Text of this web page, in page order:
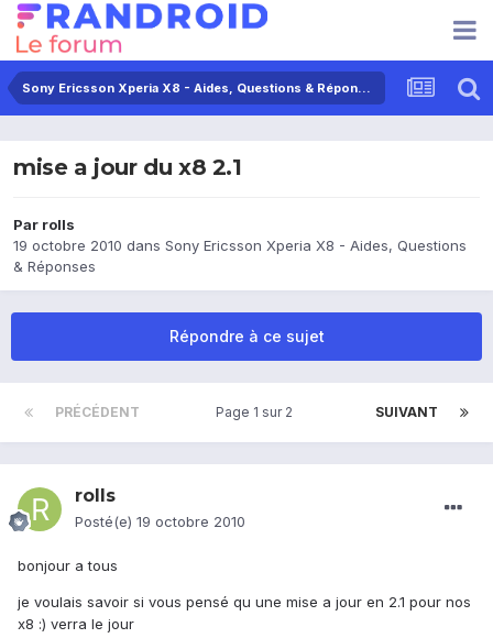
Sony Ericsson Xperia X8 - Aides, Questions & Réponses
mise a jour du x8 2.1
Par rolls
19 octobre 2010 dans Sony Ericsson Xperia X8 - Aides, Questions
& Réponses
Répondre à ce sujet
PRÉCÉDENT SUIVANT
Page 1 sur 2
rolls
Posté(e) 19 octobre 2010
bonjour a tous
je voulais savoir si vous pensé qu une mise a jour en 2.1 pour nos
x8 :) verra le jour